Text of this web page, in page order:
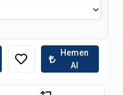
Hemen
Al